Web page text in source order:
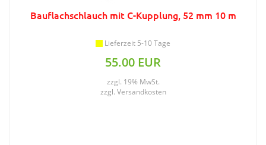
Bauflachschlauch mit C-Kupplung, 52 mm 10 m
Lieferzeit 5-10 Tage
55.00 EUR
zzgl. 19% MwSt.
zzgl. Versandkosten